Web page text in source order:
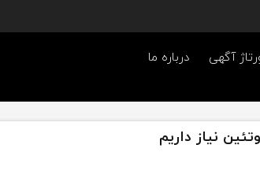
آگهی
درباره ما
نیاز داریم